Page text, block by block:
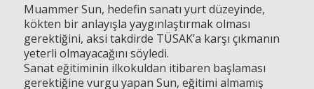
Muammer Sun, hedefin sanatı yurt düzeyinde,
kökten bir anlayışla yaygınlaştırmak olması
gerektiğini, aksi takdirde TÜSAK’a karşı çıkmanın
yeterli olmayacağını söyledi.
Sanat eğitiminin ilkokuldan itibaren başlaması
gerektiğine vurgu yapan Sun, eğitimi almamış